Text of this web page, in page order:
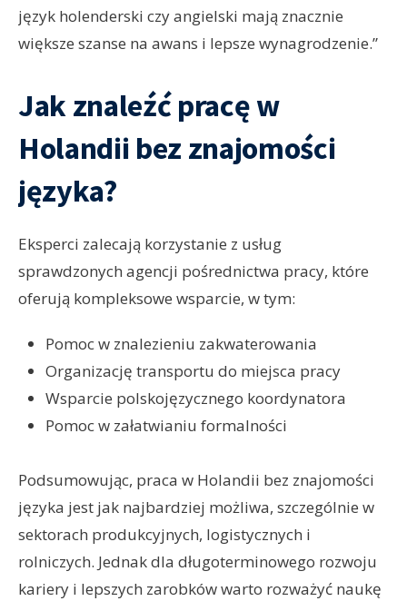
język holenderski czy angielski mają znacznie
większe szanse na awans i lepsze wynagrodzenie.”
Jak znaleźć pracę w
Holandii bez znajomości
języka?
Eksperci zalecają korzystanie z usług
sprawdzonych agencji pośrednictwa pracy, które
oferują kompleksowe wsparcie, w tym:
Pomoc w znalezieniu zakwaterowania
Organizację transportu do miejsca pracy
Wsparcie polskojęzycznego koordynatora
Pomoc w załatwianiu formalności
Podsumowując, praca w Holandii bez znajomości
języka jest jak najbardziej możliwa, szczególnie w
sektorach produkcyjnych, logistycznych i
rolniczych. Jednak dla długoterminowego rozwoju
kariery i lepszych zarobków warto rozważyć naukę